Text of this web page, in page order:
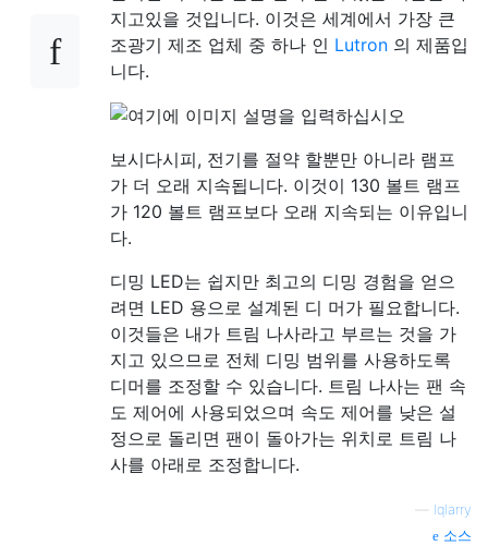
지고있을 것입니다. 이것은 세계에서 가장 큰
조광기 제조 업체 중 하나 인 Lutron 의 제품입
니다.
보시다시피, 전기를 절약 할뿐만 아니라 램프
가 더 오래 지속됩니다. 이것이 130 볼트 램프
가 120 볼트 램프보다 오래 지속되는 이유입니
다.
디밍 LED는 쉽지만 최고의 디밍 경험을 얻으
려면 LED 용으로 설계된 디 머가 필요합니다.
이것들은 내가 트림 나사라고 부르는 것을 가
지고 있으므로 전체 디밍 범위를 사용하도록
디머를 조정할 수 있습니다. 트림 나사는 팬 속
도 제어에 사용되었으며 속도 제어를 낮은 설
정으로 돌리면 팬이 돌아가는 위치로 트림 나
사를 아래로 조정합니다.
lqlarry
소스